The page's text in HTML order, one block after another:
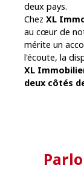
deux pays.
Chez XL
au cœur de
mérite un
l'écoute, la
XL
deux côtés